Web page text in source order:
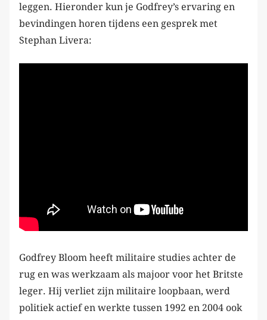
leggen. Hieronder kun je Godfrey’s ervaring en
bevindingen horen tijdens een gesprek met
Stephan Livera:
Godfrey Bloom heeft militaire studies achter de
rug en was werkzaam als majoor voor het Britste
leger. Hij verliet zijn militaire loopbaan, werd
politiek actief en werkte tussen 1992 en 2004 ook